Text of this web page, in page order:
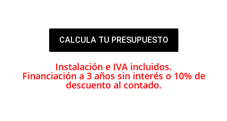
CALCULA TU PRESUPUESTO
Instalación e IVA incluidos.
Financiación a 3 años sin interés o 10% de
descuento al contado.